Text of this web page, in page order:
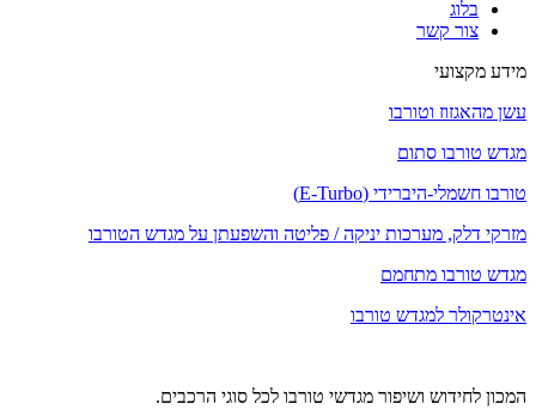
בלוג
צור קשר
מידע מקצועי
עשן מהאגזוז וטורבו
מגדש טורבו סתום
טורבו חשמלי-היברידי (E-Turbo)
מזרקי דלק, מערכות יניקה / פליטה והשפעתן על מגדש הטורבו
מגדש טורבו מתחמם
אינטרקולר למגדש טורבו
המכון לחידוש ושיפור מגדשי טורבו לכל סוגי הרכבים.